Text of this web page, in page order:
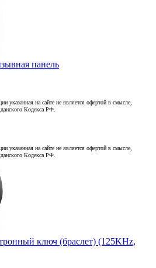
панель
указанная на сайте не является офертой в смысле,
Кодекса РФ.
указанная на сайте не является офертой в смысле,
Кодекса РФ.
ключ (браслет) (125KHz,